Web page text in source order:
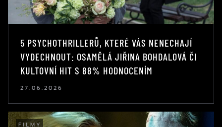
5 PSYCHOTHRILLERŮ, KTERÉ VÁS NENECHAJÍ
VYDECHNOUT: OSAMĚLÁ JIŘINA BOHDALOVÁ ČI
KULTOVNÍ HIT S 88% HODNOCENÍM
27.06.2026
FILMY